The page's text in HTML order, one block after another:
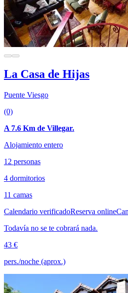
La Casa de Hijas
Puente Viesgo
(0)
A 7.6 Km de Villegar.
Alojamiento entero
12 personas
4 dormitorios
11 camas
Calendario verificadoReserva online
Todavía no se te cobrará nada.
43 €
pers./noche (aprox.)